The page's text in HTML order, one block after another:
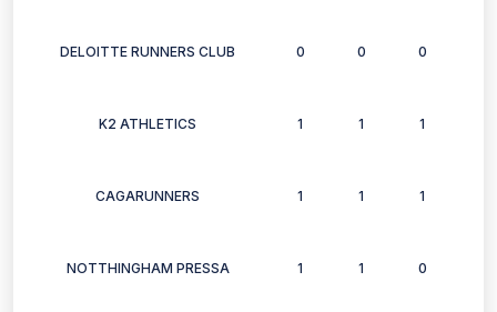
DELOITTE RUNNERS CLUB 0 0 0
K2 ATHLETICS 1 1 1
CAGARUNNERS 1 1 1
NOTTHINGHAM PRESSA 1 1 0